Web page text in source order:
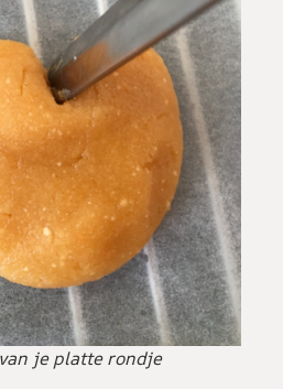
je platte rondje